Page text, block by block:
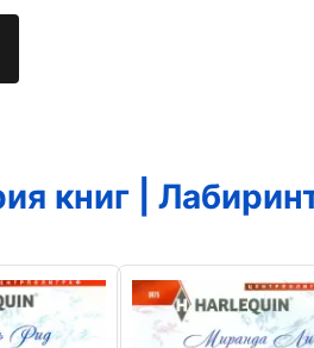
книг |